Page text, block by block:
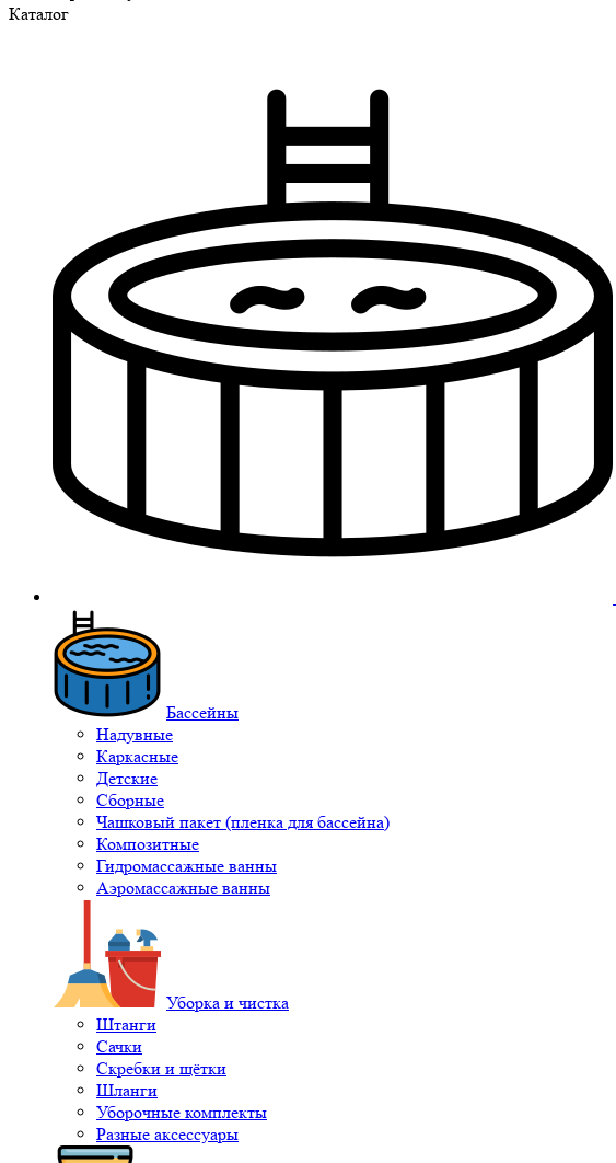
Каталог
Бассейны
Надувные
Каркасные
Детские
Сборные
Чашковый пакет (пленка для бассейна)
Композитные
Гидромассажные ванны
Аэромассажные ванны
Уборка и чистка
Штанги
Сачки
Скребки и щётки
Шланги
Уборочные комплекты
Разные аксессуары